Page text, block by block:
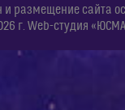
и размещение сайта
г. Web-студия